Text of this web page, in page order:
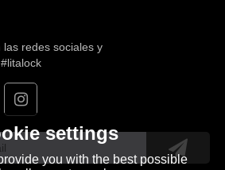
redes sociales y
settings
you with the best possible